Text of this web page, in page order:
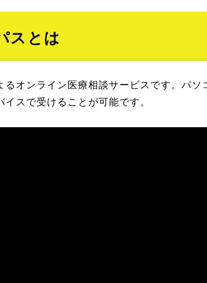
スとは
オンライン医療相談サービスです。パ
スで受けることが可能です。